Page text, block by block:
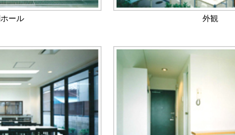
ール 外観